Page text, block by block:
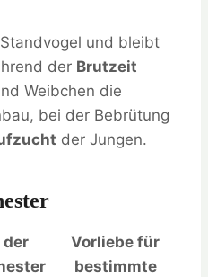
und bleibt
der Brutzeit
Weibchen die
bei der Bebrütung
der Jungen.
der
Vorliebe für
bestimmte